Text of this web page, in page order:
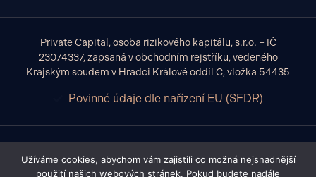
Private Capital, osoba rizikového kapitálu, s.r.o. – IČ
23074337, zapsaná v obchodním rejstříku, vedeného
Krajským soudem v Hradci Králové oddíl C, vložka 54435
Povinné údaje dle nařízení EU (SFDR)
společností Private Capital, osoba rizikového kapitálu, s.r.o., jež je zapsána v
seznamu osob provádějících správu majetku srovnatelnou s obhospodařováním
Užíváme cookies, abychom vám zajistili co možná nejsnadnější
použití našich webových stránek. Pokud budete nadále